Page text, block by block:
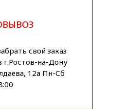
свой заказ
г.Ростов-на-Дону
12а Пн-Сб